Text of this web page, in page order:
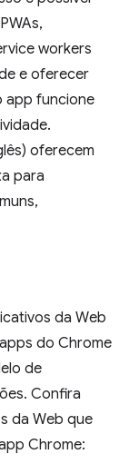
workers
e oferecer
app funcione
oferecem
para
da Web
do Chrome
de
Confira
da Web que
Chrome: